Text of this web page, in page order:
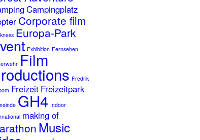
Campingplatz
Corporate film
Europa-Park
Exhibition Fernsehen
Film
Fredrik
Freizeit Freizeitpark
GH4 Indoor
making of
Music